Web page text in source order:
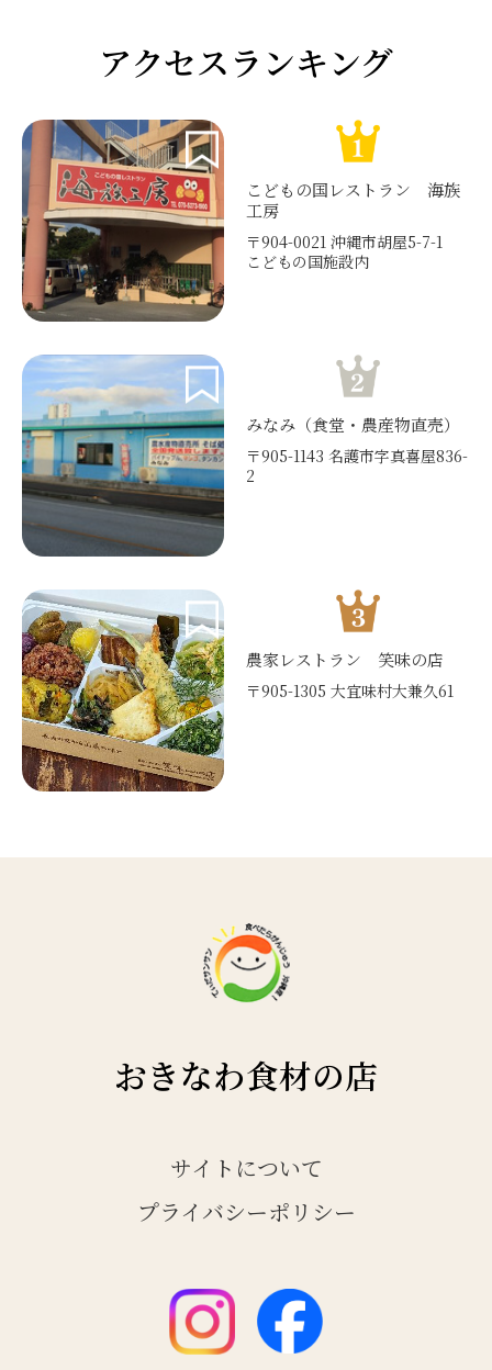
アクセスランキング
こどもの国レストラン 海族
工房
〒904-0021 沖縄市胡屋5-7-1
こどもの国施設内
みなみ（食堂・農産物直売）
〒905-1143 名護市字真喜屋836-
2
農家レストラン 笑味の店
〒905-1305 大宜味村大兼久61
おきなわ食材の店
サイトについて
プライバシーポリシー